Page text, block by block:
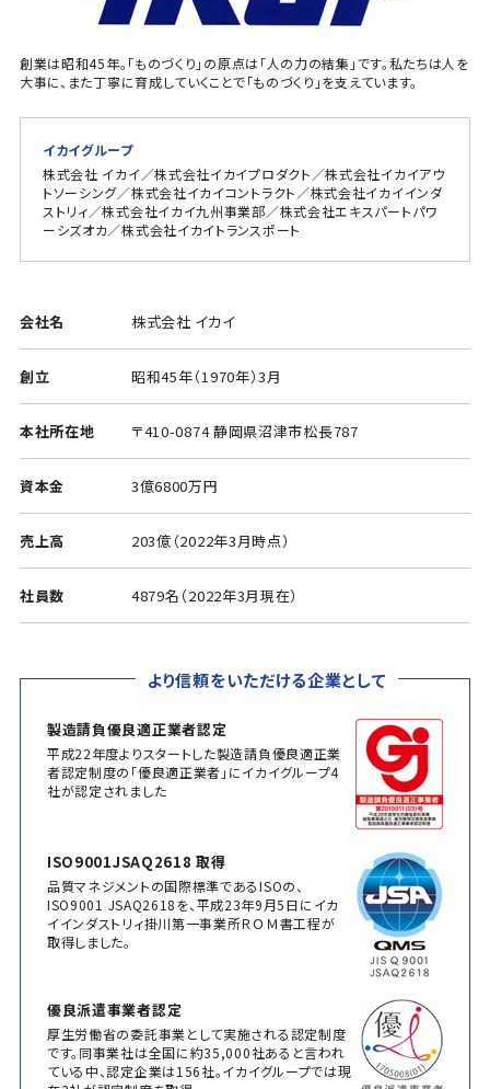
創業は昭和45年。「ものづくり」の原点は「人の力の結集」です。私たちは人を
大事に、また丁寧に育成していくことで「ものづくり」を支えています。
イカイグループ
株式会社 イカイ／株式会社イカイプロダクト／株式会社イカイアウ
トソーシング／株式会社イカイコントラクト／株式会社イカイインダ
ストリィ／株式会社イカイ九州事業部／株式会社エキスパートパワ
ーシズオカ／株式会社イカイトランスポート
会社名 株式会社 イカイ
創立 昭和45年（1970年）3月
本社所在地 〒410-0874 静岡県沼津市松長787
資本金 3億6800万円
売上高 203億（2022年3月時点）
社員数 4879名（2022年3月現在）
より信頼をいただける企業として
製造請負優良適正業者認定
平成22年度よりスタートした製造請負優良適正業
者認定制度の「優良適正業者」にイカイグループ4
社が認定されました
ISO9001JSAQ2618 取得
品質マネジメントの国際標準であるISOの、
ISO9001 JSAQ2618を、平成23年9月5日にイカ
イインダストリィ掛川第一事業所ＲＯＭ書工程が
取得しました。
優良派遣事業者認定
厚生労働省の委託事業として実施される認定制度
です。同事業社は全国に約35,000社あると言われ
ている中、認定企業は156社。イカイグループでは現